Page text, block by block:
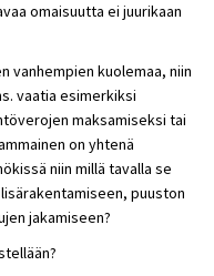
omaisuutta ei juurikaan
vanhempien kuolemaa, niin
vaatia esimerkiksi
maksamiseksi tai
on yhtenä
niin millä tavalla se
puuston
jakamiseen?